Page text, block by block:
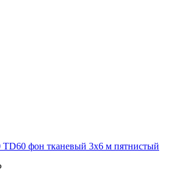
TD60 фон тканевый 3х6 м пятнистый